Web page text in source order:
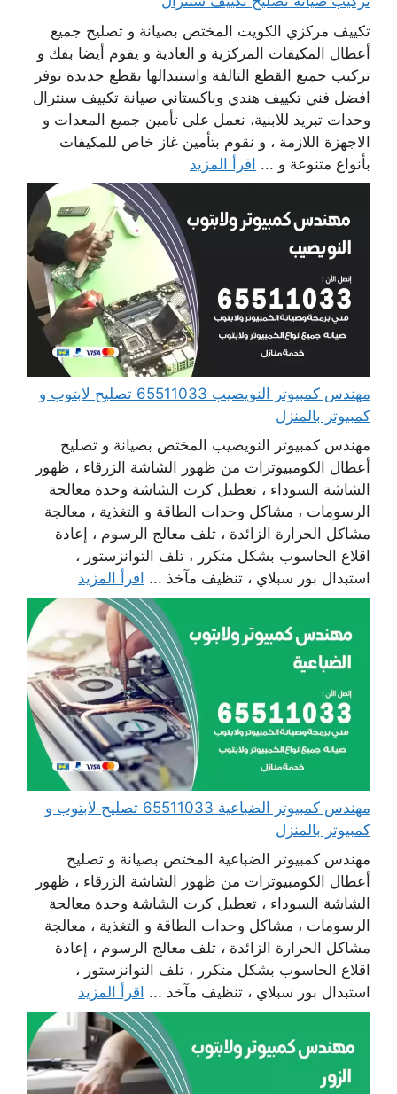
تكييف مركزي الكويت المختص بصيانة و تصليح جميع
أعطال المكيفات المركزية و العادية و يقوم أيضا بفك و
تركيب جميع القطع التالفة واستبدالها بقطع جديدة نوفر
افضل فني تكييف هندي وباكستاني صيانة تكييف سنترال
وحدات تبريد للابنية، نعمل على تأمين جميع المعدات و
الاجهزة اللازمة ، و نقوم بتأمين غاز خاص للمكيفات
بأنواع متنوعة و ... اقرأ المزيد
مهندس كمبيوتر النويصيب 65511033 تصليح لابتوب و
كمبيوتر بالمنزل
مهندس كمبيوتر النويصيب المختص بصيانة و تصليح
أعطال الكومبيوترات من ظهور الشاشة الزرقاء ، ظهور
الشاشة السوداء ، تعطيل كرت الشاشة وحدة معالجة
الرسومات ، مشاكل وحدات الطاقة و التغذية ، معالجة
مشاكل الحرارة الزائدة ، تلف معالج الرسوم ، إعادة
اقلاع الحاسوب بشكل متكرر ، تلف التوانزستور ،
استبدال بور سبلاي ، تنظيف مآخذ ... اقرأ المزيد
مهندس كمبيوتر الضباعية 65511033 تصليح لابتوب و
كمبيوتر بالمنزل
مهندس كمبيوتر الضباعية المختص بصيانة و تصليح
أعطال الكومبيوترات من ظهور الشاشة الزرقاء ، ظهور
الشاشة السوداء ، تعطيل كرت الشاشة وحدة معالجة
الرسومات ، مشاكل وحدات الطاقة و التغذية ، معالجة
مشاكل الحرارة الزائدة ، تلف معالج الرسوم ، إعادة
اقلاع الحاسوب بشكل متكرر ، تلف التوانزستور ،
استبدال بور سبلاي ، تنظيف مآخذ ... اقرأ المزيد